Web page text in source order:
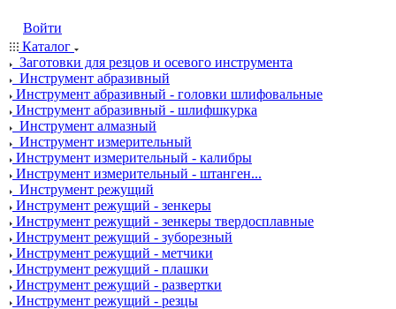
Войти
Каталог
Заготовки для резцов и осевого инструмента
Инструмент абразивный
Инструмент абразивный - головки шлифовальные
Инструмент абразивный - шлифшкурка
Инструмент алмазный
Инструмент измерительный
Инструмент измерительный - калибры
Инструмент измерительный - штанген...
Инструмент режущий
Инструмент режущий - зенкеры
Инструмент режущий - зенкеры твердосплавные
Инструмент режущий - зуборезный
Инструмент режущий - метчики
Инструмент режущий - плашки
Инструмент режущий - развертки
Инструмент режущий - резцы